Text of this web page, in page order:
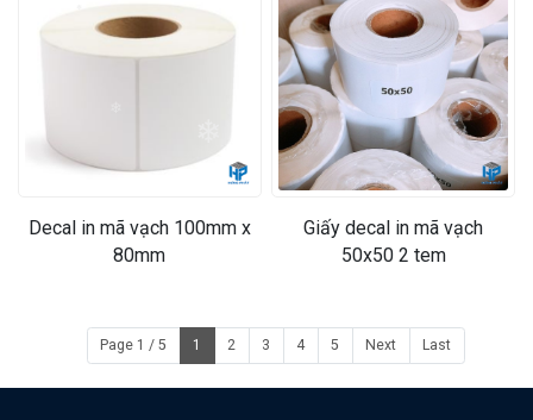
Decal in mã vạch 100mm x
80mm
Giấy decal in mã vạch
50x50 2 tem
Page 1 / 5 1 2 3 4 5 Next Last
❄